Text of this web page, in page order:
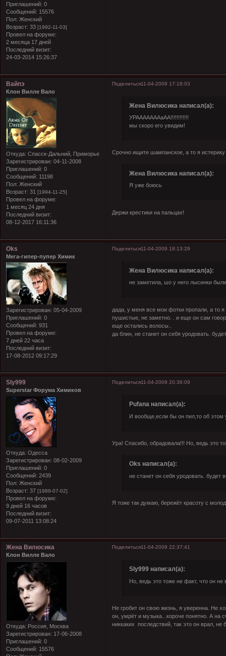
Приглашений: 0
Сообщений: 15576
Пол: Женский
Возраст: 33 [1992-11-03]
Провел на форуме:
2 месяца 17 дней
Последний визит:
24-03-2014 15:26:37
Поделиться11-04-2009 17:18:03
Вайпэ
Клон Вилле Вало
Откуда: Спасск-Дальний, Приморье
Зарегистрирован: 04-11-2008
Приглашений: 0
Сообщений: 11198
Пол: Женский
Возраст: 31 [1994-11-25]
Провел на форуме:
1 месяц 24 дня
Последний визит:
08-12-2017 16:11:36
Жена Вилюсика написал(а):
УРАААААААаАА!!!!!!!!!!!!
мы скоро его увидим!
Срочно ищите шампанское, а то я
Жена Вилюсика написал(а):
Я уже боюсь
Держи крестики на пальцах!
Поделиться11-04-2009 18:13:29
Oks
Мега-гипер-пупер Химик
Зарегистрирован: 05-04-2009
Приглашений: 0
Сообщений: 931
Провел на форуме:
7 дней 22 часа
Последний визит:
17-08-2012 09:17:29
Жена Вилюсика написал(а):
не заметила, шо у него лысинки
дада, у меня все мои фотки пропали, а то
пушистые, не заметно. . и еще он сам
еще остались волосы..
да блин, не станет он себя уродовать.
Поделиться11-04-2009 20:36:09
Sly999
Superstar Форума Химиков
Откуда: Одесса
Зарегистрирован: 08-02-2009
Приглашений: 0
Сообщений: 2439
Пол: Женский
Возраст: 37 [1989-07-02]
Провел на форуме:
9 дней 16 часов
Последний визит:
09-07-2011 13:08:24
Pufana написал(а):
И вообще,если бы он пил,то об этом
Ура! Спасибо, обрадовала!!! Но, ведь это
Oks написал(а):
не станет он себя уродовать. будет
Я тоже так думаю, бережёт красоту с
Поделиться11-04-2009 22:37:41
Жена Вилюсика
Клон Вилле Вало
Откуда: Россия, Москва
Зарегистрирован: 17-06-2008
Приглашений: 0
Сообщений: 15576
Sly999 написал(а):
Но, ведь это тоже не факт, что он не
Не гробит он свою жизнь, я уверенна. Не
он, умрёт и музыка...короче понятно. А на
никкаких последствий, так это он врал,